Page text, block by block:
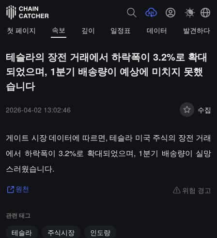
첫 페이지 속보 깊이 일정표 데이터 발견하다
테슬라의 장전 거래에서 하락폭이 3.2%로 확대
되었으며, 1분기 배송량이 예상에 미치지 못했
습니다
2026-04-02 13:02:46 수집
게이트 시장 데이터에 따르면, 테슬라 미국 주식의 장전 거래
에서 하락폭이 3.2%로 확대되었으며, 1분기 배송량이 실망
스러웠습니다.
원천 위험 경고
관련 태그
테슬라 주식시장 인도량